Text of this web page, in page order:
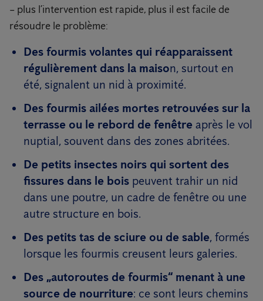
– plus l’intervention est rapide, plus il est facile de
résoudre le problème:
Des fourmis volantes qui réapparaissent
régulièrement dans la maison, surtout en
été, signalent un nid à proximité.
Des fourmis ailées mortes retrouvées sur la
terrasse ou le rebord de fenêtre après le vol
nuptial, souvent dans des zones abritées.
De petits insectes noirs qui sortent des
fissures dans le bois peuvent trahir un nid
dans une poutre, un cadre de fenêtre ou une
autre structure en bois.
Des petits tas de sciure ou de sable, formés
lorsque les fourmis creusent leurs galeries.
Des „autoroutes de fourmis“ menant à une
source de nourriture: ce sont leurs chemins